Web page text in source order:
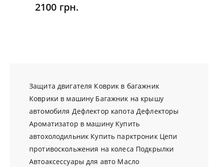
2100 грн.
Защита двигателя Коврик в багажник
Коврики в машину Багажник на крышу
автомобиля Дефлектор капота Дефлекторы
Ароматизатор в машину Купить
автохолодильник Купить парктроник Цепи
противоскольжения на колеса Подкрылки
Автоаксессуары для авто Масло